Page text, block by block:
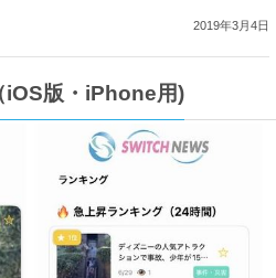
2019年3月4日
版・iPhone用)